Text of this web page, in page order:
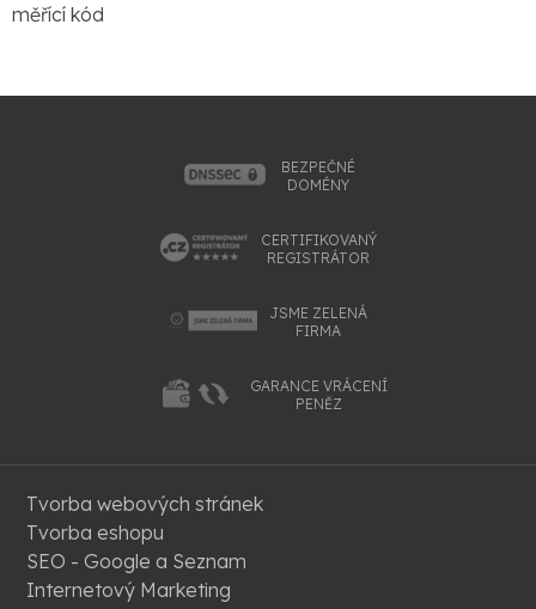
měřící kód
BEZPEČNÉ
DOMÉNY
CERTIFIKOVANÝ
REGISTRÁTOR
JSME ZELENÁ
FIRMA
GARANCE VRÁCENÍ
PENĚZ
Tvorba webových stránek
Tvorba eshopu
SEO - Google a Seznam
Internetový Marketing